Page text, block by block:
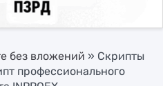
без вложений » Скрипты
профессионального